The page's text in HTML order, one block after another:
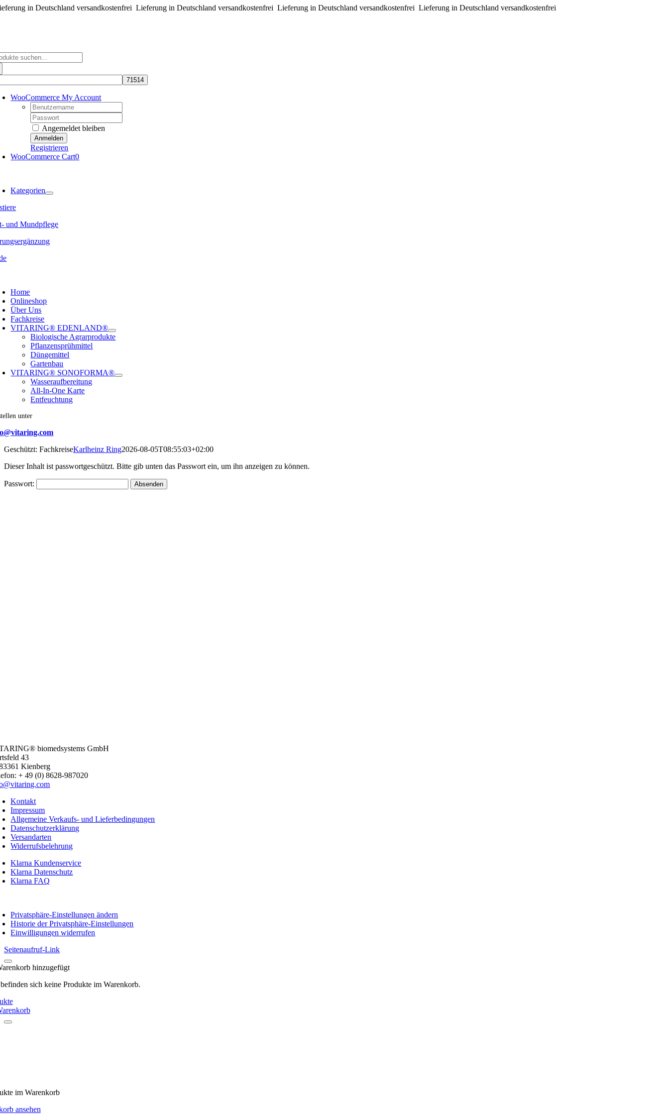
Zum
in Deutschland versandkostenfreiLieferung in Deutschland versandkostenfrei Lieferung in Deutschland versandkostenfreiLieferung in Deutschland versandkostenfrei
WooCommerce My Account
Username:
Password:
Angemeldet bleiben
Registrieren
WooCommerce Cart0
Kategorien
und Mundpflege
Home
Onlineshop
Über Uns
Fachkreise
VITARING® EDENLAND®
Biologische Agrarprodukte
Pflanzensprühmittel
Düngemittel
Gartenbau
VITARING® SONOFORMA®
Wasseraufbereitung
All-In-One Karte
Entfeuchtung
unter
Geschützt: FachkreiseKarlheinz Ring2026-08-05T08:55:03+02:00
Dieser Inhalt ist passwortgeschützt. Bitte gib unten das Passwort ein, um ihn anzeigen zu können.
Passwort:
biomedsystems GmbH
43
Kienberg
+ 49 (0) 8628-987020
Kontakt
Impressum
Allgemeine Verkaufs- und Lieferbedingungen
Datenschutzerklärung
Versandarten
Widerrufsbelehrung
Klarna Kundenservice
Klarna Datenschutz
Klarna FAQ
Privatsphäre-Einstellungen ändern
Historie der Privatsphäre-Einstellungen
Einwilligungen widerrufen
Seitenaufruf-Link
hinzugefügt
sich keine Produkte im Warenkorb.
im Warenkorb
ansehen